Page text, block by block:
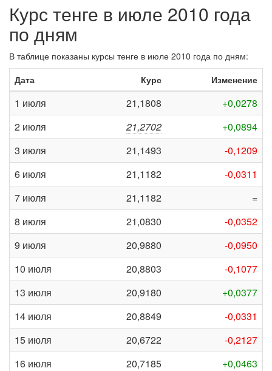
Курс тенге в июле 2010 года
по дням
В таблице показаны курсы тенге в июле 2010 года по дням:
Дата
Курс Изменение
1 июля 21,1808
+0,0278
2 июля
21,2702
+0,0894
3 июля
21,1493
-0,1209
6 июля
21,1182
-0,0311
7 июля
21,1182
=
8 июля
21,0830
-0,0352
9 июля
20,9880
-0,0950
10 июля
20,8803
-0,1077
13 июля
20,9180
+0,0377
14 июля
20,8849
-0,0331
15 июля
20,6722
-0,2127
16 июля
20,7185
+0,0463